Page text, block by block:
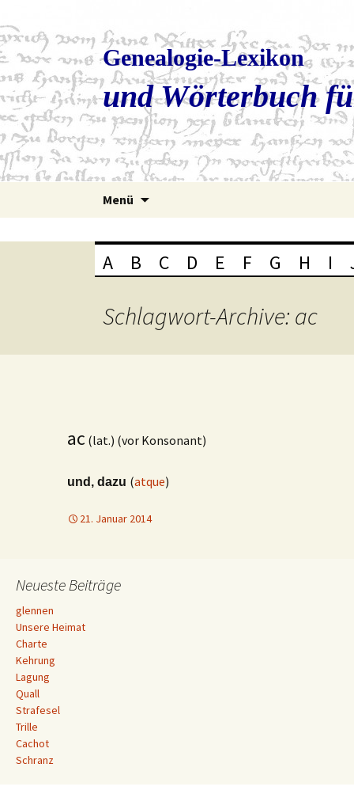
Genealogie-Lexikon
und Wörterbuch
Menü
A B C D E F G H I
Schlagwort-Archive: ac
ac (lat.) (vor Konsonant)
und, dazu (atque)
21. Januar 2014
Neueste Beiträge
glennen
Unsere Heimat
Charte
Kehrung
Lagung
Quall
Strafesel
Trille
Cachot
Schranz